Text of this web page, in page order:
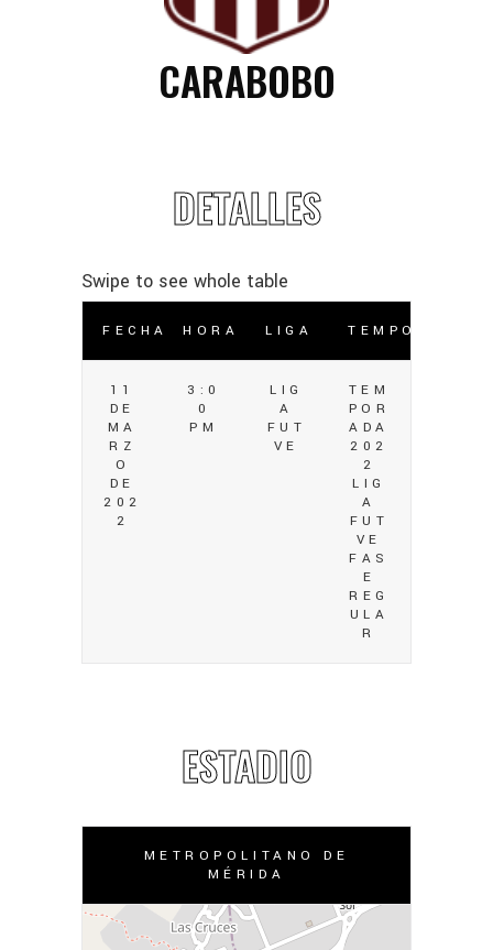
CARABOBO
DETALLES
FECHA HORA LIGA TEMPORADA
11
DE
MA
RZ
O
DE
202
2
3:0
0
PM
LIG
A
FUT
VE
TEM
POR
ADA
202
2
LIG
A
FUT
VE
FAS
E
REG
ULA
R
ESTADIO
METROPOLITANO DE
MÉRIDA